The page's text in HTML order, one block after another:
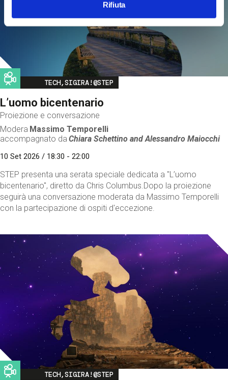
Rifiuta
Image
TECH,SIGIRA!@STEP
L’uomo bicentenario
Proiezione e conversazione
Modera Massimo Temporelli
accompagnato da Chiara Schettino andAlessandro Maiocchi
10 Set 2026 / 18:30 - 22:00
STEP presenta una serata speciale dedicata a "L’uomo
bicentenario", diretto da Chris Columbus.Dopo la proiezione
seguirà una conversazione moderata da Massimo Temporelli
con la partecipazione di ospiti d'eccezione.
Image
TECH,SIGIRA!@STEP